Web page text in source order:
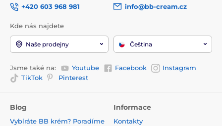
+420 603 968 981
info@bb-cream.cz
Kde nás najdete
Naše prodejny Čeština
Jsme také na: Youtube Facebook
Instagram
TikTok
Pinterest
Blog
Vybíráte BB krém? Poradíme
Informace
Kontakty